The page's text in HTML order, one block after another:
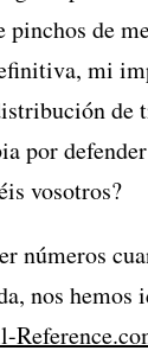
de
mi
de
por
vosotros?
números
nos hemos